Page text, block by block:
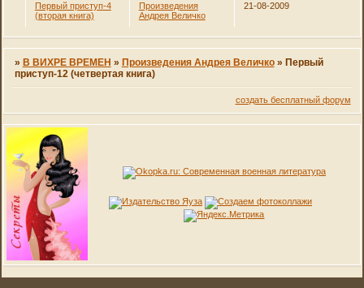
Первый приступ-4
(вторая книга)
Произведения
Андрея Величко
21-08-2009
» В ВИХРЕ ВРЕМЕН » Произведения Андрея Величко » Первый
приступ-12 (четвертая книга)
создать бесплатный форум